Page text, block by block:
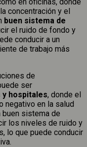
concentración y el
buen sistema de
el ruido de fondo y
conducir a un
de trabajo más
de
ser
y hospitales, donde el
negativo en la salud
buen sistema de
los niveles de ruido y
lo que puede conducir